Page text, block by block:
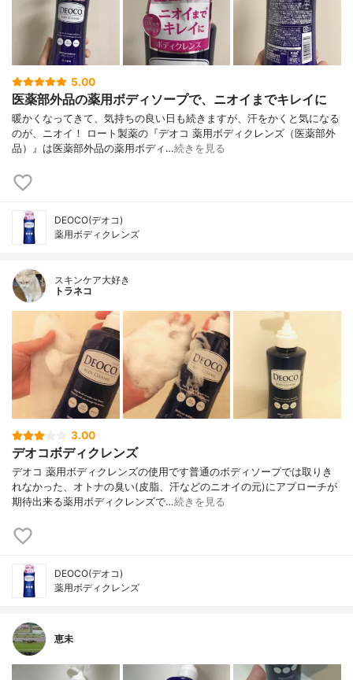
5.00
医薬部外品の薬用ボディソープで、ニオイまでキレイに
暖かくなってきて、気持ちの良い日も続きますが、汗をかくと気になる
のが、ニオイ！ ロート製薬の『デオコ 薬用ボディクレンズ（医薬部外
品）』は医薬部外品の薬用ボディ…続きを見る
DEOCO(デオコ)
薬用ボディクレンズ
スキンケア大好き
トラネコ
3.00
デオコボディクレンズ
デオコ 薬用ボディクレンズの使用です普通のボディソープでは取りき
れなかった、オトナの臭い(皮脂、汗などのニオイの元)にアプローチが
期待出来る薬用ボディクレンズで…続きを見る
DEOCO(デオコ)
薬用ボディクレンズ
恵未